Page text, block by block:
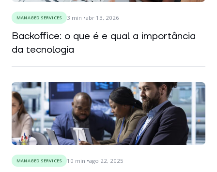
MANAGED SERVICES 3 min abr 13, 2026
Backoffice: o que é e qual a importância
da tecnologia
MANAGED SERVICES 10 min ago 22, 2025